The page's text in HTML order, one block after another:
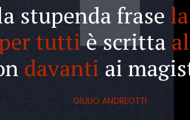
stupenda frase
tuttiè scritta
davanti ai
GIULIO ANDREOTTI